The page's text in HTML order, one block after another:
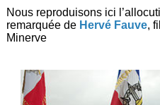
Nous reproduisons ici
remarquée de Hervé Fauve,
Minerve